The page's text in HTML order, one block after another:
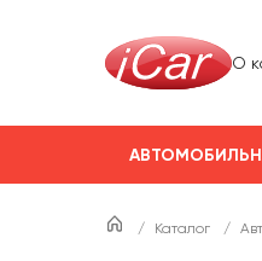
О
/ Каталог /